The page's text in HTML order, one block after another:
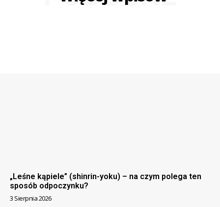
„Leśne kąpiele” (shinrin-yoku) – na czym polega ten
sposób odpoczynku?
3 Sierpnia 2026